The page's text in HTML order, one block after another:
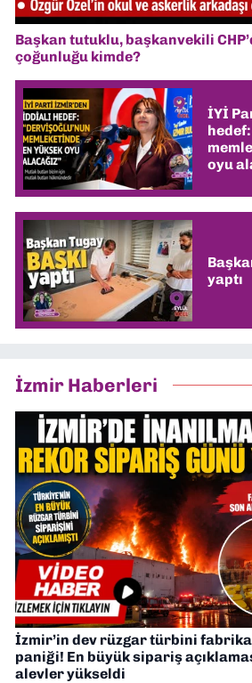
Başkan tutuklu, başkanvekili
çoğunluğu kimde?
İYİ
oyu
yaptı
İzmir Haberleri
İzmir’in dev rüzgar türbini
paniği! En büyük sipariş
alevler yükseldi